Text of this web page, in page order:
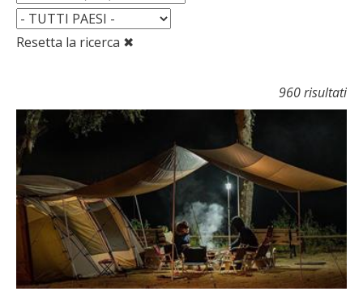
Resetta la ricerca ✖
960 risultati